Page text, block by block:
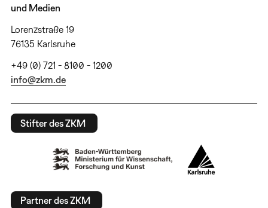
und Medien
Lorenzstraße 19
76135 Karlsruhe
+49 (0) 721 - 8100 - 1200
info@zkm.de
Stifter des ZKM
Partner des ZKM